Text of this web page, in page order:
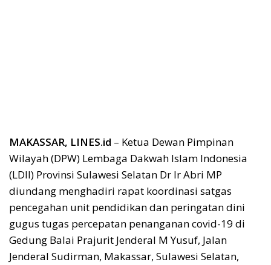
MAKASSAR, LINES.id – Ketua Dewan Pimpinan
Wilayah (DPW) Lembaga Dakwah Islam Indonesia
(LDII) Provinsi Sulawesi Selatan Dr Ir Abri MP
diundang menghadiri rapat koordinasi satgas
pencegahan unit pendidikan dan peringatan dini
gugus tugas percepatan penanganan covid-19 di
Gedung Balai Prajurit Jenderal M Yusuf, Jalan
Jenderal Sudirman, Makassar, Sulawesi Selatan,